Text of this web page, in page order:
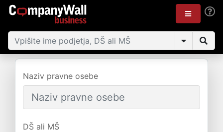
Naziv pravne osebe
DŠ ali MŠ